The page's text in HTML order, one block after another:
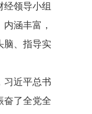
领导小组
涵丰富，
脑、指导实
近平总书
奋了全党全